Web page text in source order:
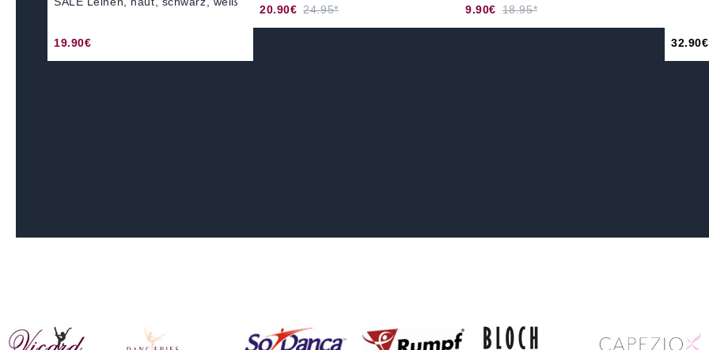
19.90€
20.90€ 24.95* 9.90€ 18.95*
32.90€